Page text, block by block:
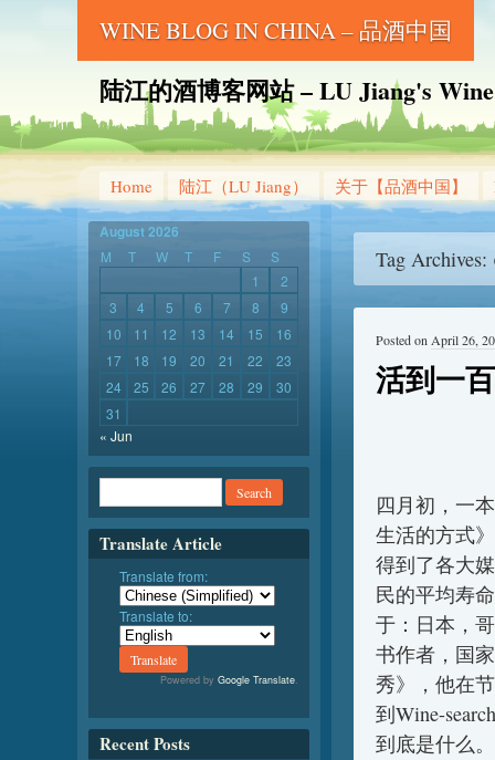
WINE BLOG IN CHINA – 品酒中国
陆江的酒博客网站 – LU Jiang's
Home 陆江（LU Jiang） 关于【品酒中国】
Tag Archives:
活到一
Posted on April 26,
四月初，一
生活的方式
得到了各大
民的平均寿
于：日本，
书作者，国
秀》，他在
到Wine-
到底是什么。
August 2026
M T W T F S
S
1
2
3
4 5 6 7 8
9
10
11 12 13 14 15
16
17
18 19 20 21 22
23
24
25 26 27 28 29
30
31
« Jun
Translate Article
Translate from:
Translate to:
Powered by Google Translate.
Recent Posts